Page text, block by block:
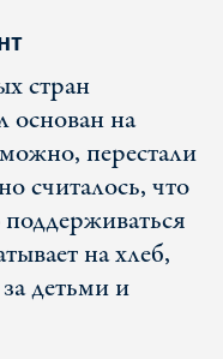
стран
основан на
перестали
считалось, что
на хлеб,
детьми и